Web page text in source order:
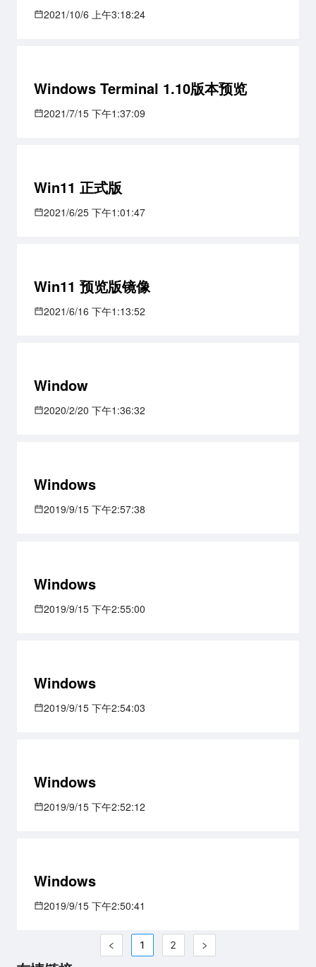
2021/10/6 上午3:18:24
Windows Terminal 1.10版本预览
2021/7/15 下午1:37:09
Win11 正式版
2021/6/25 下午1:01:47
Win11 预览版镜像
2021/6/16 下午1:13:52
Window
2020/2/20 下午1:36:32
Windows
2019/9/15 下午2:57:38
Windows
2019/9/15 下午2:55:00
Windows
2019/9/15 下午2:54:03
Windows
2019/9/15 下午2:52:12
Windows
2019/9/15 下午2:50:41
1 2